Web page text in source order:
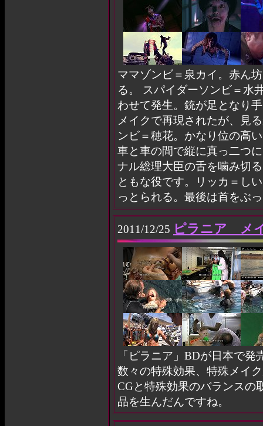
ママゾンビ＝泉カイ。赤ん
る。 スパイダーソンビ＝水
わせて発生。銃が足となり
メイクで再現されたが、見
ンビ＝穂花。かなり位の高
車と車の間で縦に真っ二つ
ナル総理大臣の舌を噛み切
ともな役です。リッカ＝し
っとられる。最後は首をぶ
2011/12/25 ピラニア メ
「ピラニア」BDが日本で
数々の特殊効果、特殊メイ
CGと特殊効果のバランスの
品を生んだんですね。